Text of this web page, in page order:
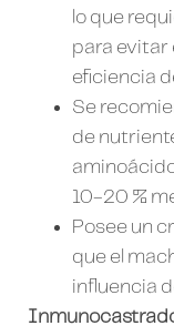
lo que
para evitar
eficiencia
Se
de
10-20 %
Posee un
que el
influencia